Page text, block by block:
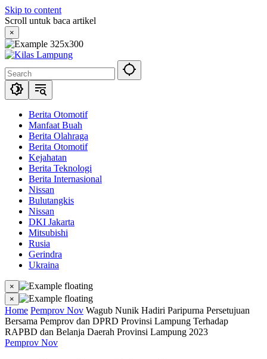
Skip to content
Scroll untuk baca artikel
×
Berita Otomotif
Manfaat Buah
Berita Olahraga
Berita Otomotif
Kejahatan
Berita Teknologi
Berita Internasional
Nissan
Bulutangkis
Nissan
DKI Jakarta
Mitsubishi
Rusia
Gerindra
Ukraina
×
×
Home Pemprov Nov Wagub Nunik Hadiri Paripurna Persetujuan
Bersama Pemprov dan DPRD Provinsi Lampung Terhadap
RAPBD dan Belanja Daerah Provinsi Lampung 2023
Pemprov Nov